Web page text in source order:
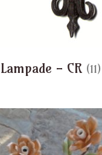
Lampade - CR (11)